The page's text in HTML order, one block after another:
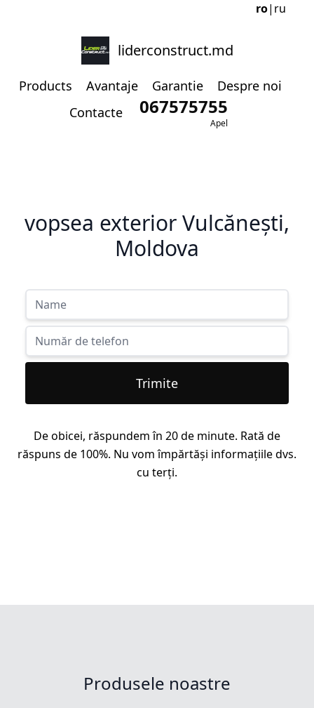
ro| ru
liderconstruct.md
Products Avantaje Garantie
Despre noi
Contacte
067575755
Apel
vopsea exterior Vulcănești,
Moldova
Trimite
De obicei, răspundem în 20 de minute. Rată de
răspuns de 100%. Nu vom împărtăși informațiile dvs.
cu terți.
Produsele noastre